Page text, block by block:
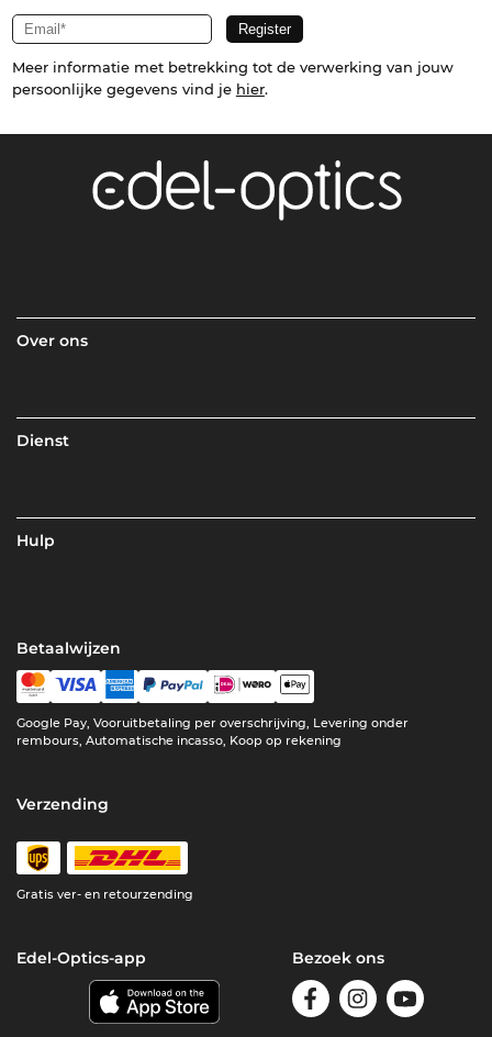
Meer informatie met betrekking tot de verwerking van jouw
persoonlijke gegevens vind je hier.
Over ons
Dienst
Hulp
Betaalwijzen
Google Pay, Vooruitbetaling per overschrijving, Levering onder
rembours, Automatische incasso, Koop op rekening
Verzending
Gratis ver- en retourzending
Edel-Optics-app Bezoek ons